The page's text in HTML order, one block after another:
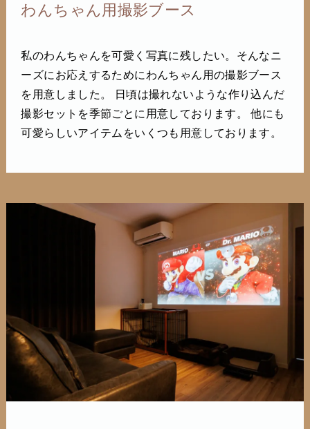
わんちゃん用撮影ブース
私のわんちゃんを可愛く写真に残したい。そんなニ
ーズにお応えするためにわんちゃん用の撮影ブース
を用意しました。 日頃は撮れないような作り込んだ
撮影セットを季節ごとに用意しております。 他にも
可愛らしいアイテムをいくつも用意しております。